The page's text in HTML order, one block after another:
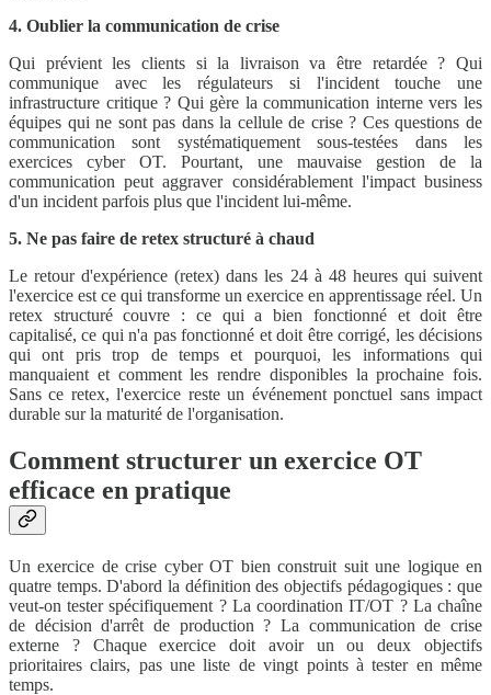
4. Oublier la communication de crise
Qui prévient les clients si la livraison va être retardée ? Qui
communique avec les régulateurs si l'incident touche une
infrastructure critique ? Qui gère la communication interne vers les
équipes qui ne sont pas dans la cellule de crise ? Ces questions de
communication sont systématiquement sous-testées dans les
exercices cyber OT. Pourtant, une mauvaise gestion de la
communication peut aggraver considérablement l'impact business
d'un incident parfois plus que l'incident lui-même.
5. Ne pas faire de retex structuré à chaud
Le retour d'expérience (retex) dans les 24 à 48 heures qui suivent
l'exercice est ce qui transforme un exercice en apprentissage réel. Un
retex structuré couvre : ce qui a bien fonctionné et doit être
capitalisé, ce qui n'a pas fonctionné et doit être corrigé, les décisions
qui ont pris trop de temps et pourquoi, les informations qui
manquaient et comment les rendre disponibles la prochaine fois.
Sans ce retex, l'exercice reste un événement ponctuel sans impact
durable sur la maturité de l'organisation.
Comment structurer un exercice OT
efficace en pratique
Un exercice de crise cyber OT bien construit suit une logique en
quatre temps. D'abord la définition des objectifs pédagogiques : que
veut-on tester spécifiquement ? La coordination IT/OT ? La chaîne
de décision d'arrêt de production ? La communication de crise
externe ? Chaque exercice doit avoir un ou deux objectifs
prioritaires clairs, pas une liste de vingt points à tester en même
temps.